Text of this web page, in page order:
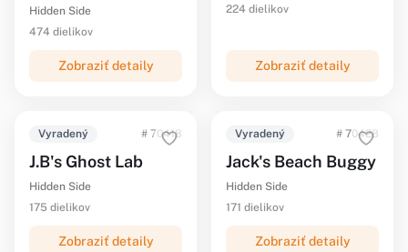
Hidden Side
474 dielikov
Zobraziť detaily
224 dielikov
Zobraziť detaily
Vyradený # 70418
J.B's Ghost Lab
Hidden Side
175 dielikov
Zobraziť detaily
Vyradený # 70428
Jack's Beach Buggy
Hidden Side
171 dielikov
Zobraziť detaily